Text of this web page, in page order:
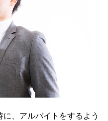
、アルバイトをするよう